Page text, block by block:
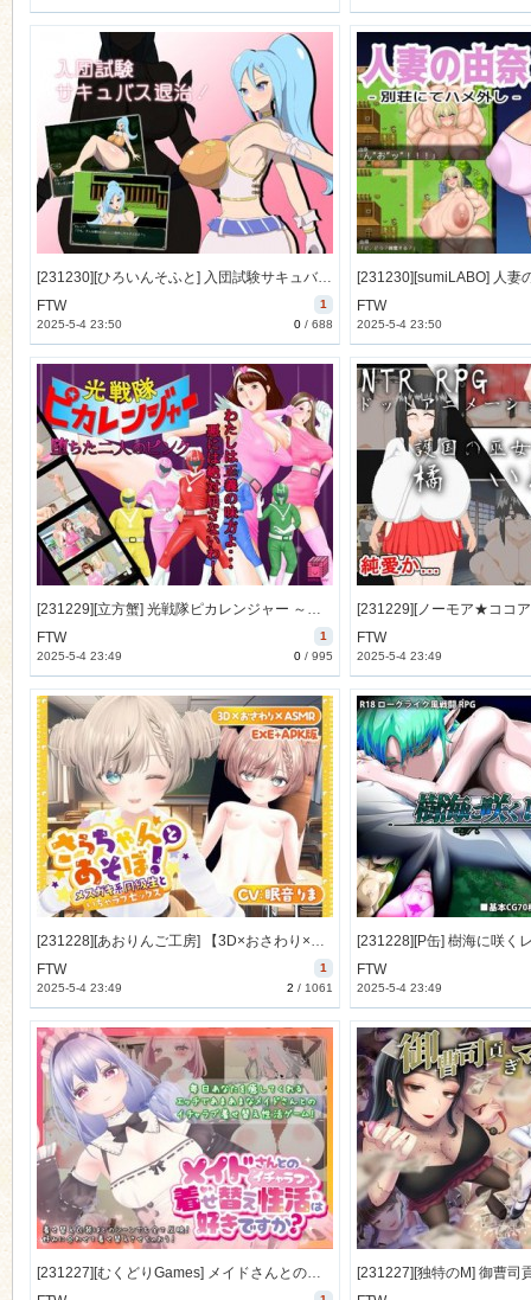
[231230][ひろいんそふと] 入団試験サキュバス退治! [208M] [RJ01137783]
1
FTW
0/ 688
2025-5-4 23:50
FTW
2025-5-4 23:50
[231229][立方蟹] 光戦隊ピカレンジャー ～堕ちた二人のピンク～ (Ver.2024-01-11) [420M] [RJ01137732]
1
FTW
0/ 995
2025-5-4 23:49
FTW
2025-5-4 23:49
[231228][あおりんご工房] 【3D×おさわり×ASMR】さらちゃんとあそぼ!～メ○ガキ系同級生といちゃラブセックス～ [1644M] [RJ01127928]
1
FTW
2 / 1061
2025-5-4 23:49
FTW
2025-5-4 23:49
[231227][むくどりGames] メイドさんとのイチャラブ着せ替え性活は好きですか？ [596M] [RJ01126383]